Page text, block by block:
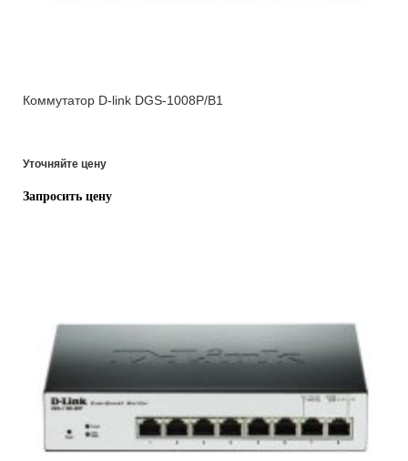
Коммутатор D-link DGS-1008P/B1
Уточняйте цену
Запросить цену